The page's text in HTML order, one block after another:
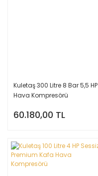
Kuletaş 300 Litre 8 Bar 5,5 HP
Hava Kompresörü
60.180,00 TL